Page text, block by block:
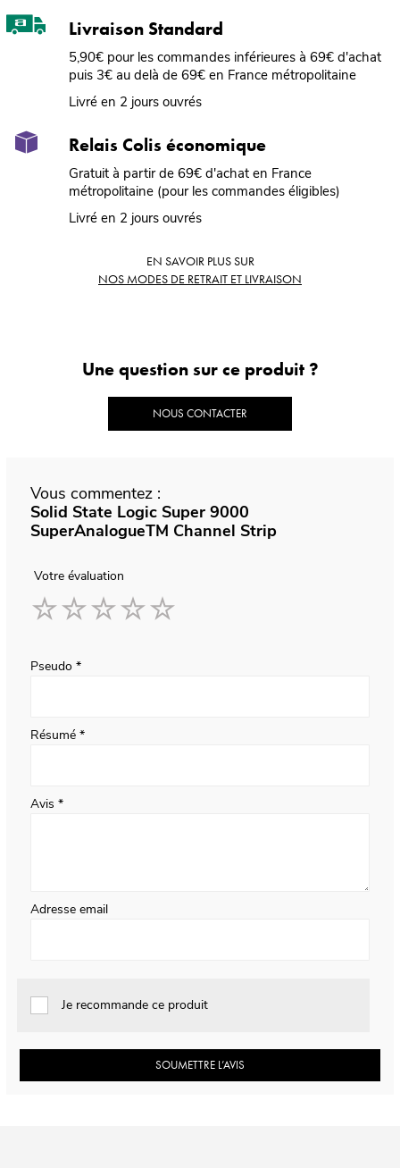
Livraison Standard
5,90€ pour les commandes inférieures à 69€ d'achat
puis 3€ au delà de 69€ en France métropolitaine
Livré en 2 jours ouvrés
Relais Colis économique
Gratuit à partir de 69€ d'achat en France
métropolitaine (pour les commandes éligibles)
Livré en 2 jours ouvrés
EN SAVOIR PLUS SUR
NOS MODES DE RETRAIT ET LIVRAISON
Une question sur ce produit ?
NOUS CONTACTER
Vous commentez :
Solid State Logic Super 9000
SuperAnalogueTM Channel Strip
Votre évaluation
Pseudo
Résumé
Avis
Adresse email
Je recommande ce produit
SOUMETTRE L’AVIS